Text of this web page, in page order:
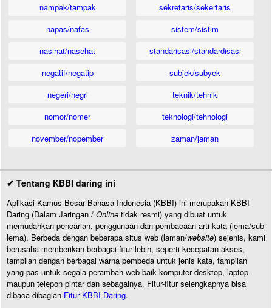
nampak/tampak
napas/nafas
nasihat/nasehat
negatif/negatip
negeri/negri
nomor/nomer
november/nopember
sekretaris/sekertaris
sistem/sistim
standarisasi/standardisasi
subjek/subyek
teknik/tehnik
teknologi/tehnologi
zaman/jaman
✔ Tentang KBBI daring ini
Aplikasi Kamus Besar Bahasa Indonesia (KBBI) ini merupakan KBBI
Daring (Dalam Jaringan / Online tidak resmi) yang dibuat untuk
memudahkan pencarian, penggunaan dan pembacaan arti kata (lema/sub
lema). Berbeda dengan beberapa situs web (laman/website) sejenis, kami
berusaha memberikan berbagai fitur lebih, seperti kecepatan akses,
tampilan dengan berbagai warna pembeda untuk jenis kata, tampilan
yang pas untuk segala perambah web baik komputer desktop, laptop
maupun telepon pintar dan sebagainya. Fitur-fitur selengkapnya bisa
dibaca dibagian Fitur KBBI Daring.